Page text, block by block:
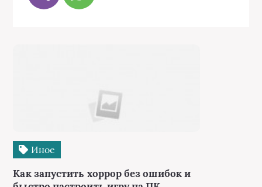
Иное
Как запустить хоррор без ошибок и